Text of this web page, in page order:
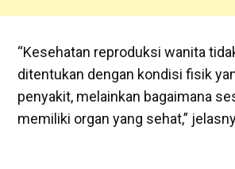
“Kesehatan reproduksi wanita
ditentukan dengan kondisi fisik
penyakit, melainkan bagaimana
memiliki organ yang sehat,”